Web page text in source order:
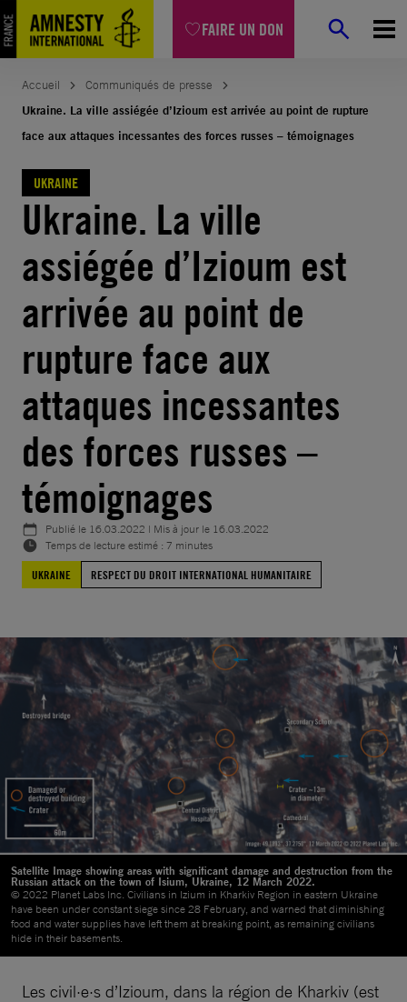
FAIRE UN DON
Aller
au
contenu
Accueil
Communiqués de presse
Ukraine. La ville assiégée d’Izioum est arrivée au point de rupture
face aux attaques incessantes des forces russes – témoignages
UKRAINE
Ukraine. La ville
assiégée d’Izioum est
arrivée au point de
rupture face aux
attaques incessantes
des forces russes –
témoignages
Publié le 16.03.2022 | Mis à jour le 16.03.2022
Temps de lecture estimé : 7 minutes
UKRAINE
RESPECT DU DROIT INTERNATIONAL HUMANITAIRE
Satellite Image showing areas with significant damage and destruction from the
Russian attack on the town of Isium, Ukraine, 12 March 2022.
© 2022 Planet Labs Inc. Civilians in Izium in Kharkiv Region in eastern Ukraine
have been under constant siege since 28 February, and warned that diminishing
food and water supplies have left them at breaking point, as remaining civilians
hide in their basements.
Les civil·e·s d’Izioum, dans la région de Kharkiv (est